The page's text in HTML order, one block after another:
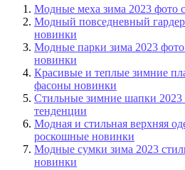
Модные меха зима 2023 фото
Модный повседневный
новинки
Модные парки зима 2023
новинки
Красивые и теплые зимние
фасоны новинки
Стильные зимние шапки
тенденции
Модная и стильная верхняя
роскошные новинки
Модные сумки зима 2023
новинки